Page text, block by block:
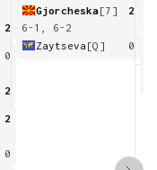
2
0
2
2
0
Gjorcheska[7]
2
6-1, 6-2
Zaytseva [Q] 0